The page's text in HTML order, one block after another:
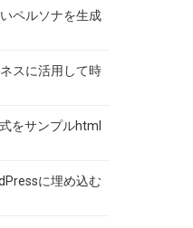
ペルソナを生成
スに活用して時
をサンプルhtml
に埋め込む